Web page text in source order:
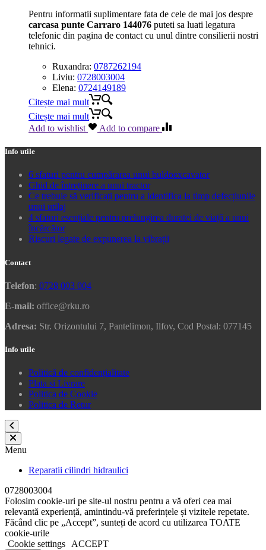
Pentru informatii suplimentare fata de cele de mai jos despre
carcasa punte Carraro 144076 puteti sa luati legatura
telefonic din pagina de contact cu unul dintre consilierii nostri
tehnici.
Ruxandra: 0787262194
Liviu: 0728003004
Elena: 0724149189
Citește mai mult
Citește mai mult
Add to wishlist
Add to compare
Info utile
6 sfaturi pentru cumpărarea unui buldoexcavator
Ghid de întreținere a unui tractor
Ce trebuie să verificați pentru a identifica la timp defecțiunile
unui utilaj
4 sfaturi esențiale pentru prelungirea duratei de viață a unui
încărcător
Riscuri legate de expunerea la vibrații
Contact
Telefon: 0728 003 004
E-mail: office@rku.ro
Adresa: Str. Orizontului 7, Pantelimon, Ilfov, Cod Postal: 077145
Info utile
Politică de confidențialitate
Plata si Livrare
Politica de Cookie
Politica de Retur
Menu
Reparatii cilindri hidraulici
0728003004
Folosim cookie-uri pe site-ul nostru pentru a vă oferi cea mai
relevantă experiență, amintindu-vă preferințele și vizitele repetate.
Făcând clic pe „Accept”, sunteți de acord cu utilizarea TOATE
cookie-urile
Cookie settings
ACCEPT